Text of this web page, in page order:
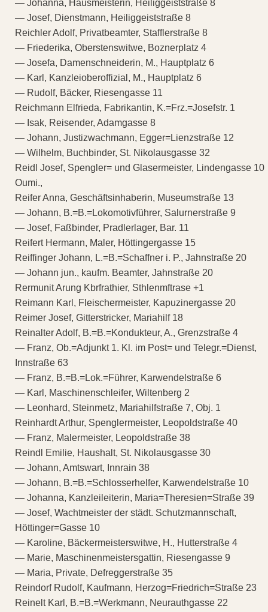
— Johanna, Hausmeisterin, Heiliggeiststraße 8
— Josef, Dienstmann, Heiliggeiststraße 8
Reichler Adolf, Privatbeamter, Stafflerstraße 8
— Friederika, Oberstenswitwe, Boznerplatz 4
— Josefa, Damenschneiderin, M., Hauptplatz 6
— Karl, Kanzleioberoffizial, M., Hauptplatz 6
— Rudolf, Bäcker, Riesengasse 11
Reichmann Elfrieda, Fabrikantin, K.=Frz.=Josefstr. 1
— Isak, Reisender, Adamgasse 8
— Johann, Justizwachmann, Egger=Lienzstraße 12
— Wilhelm, Buchbinder, St. Nikolausgasse 32
Reidl Josef, Spengler= und Glasermeister, Lindengasse 10
Oumi.,
Reifer Anna, Geschäftsinhaberin, Museumstraße 13
— Johann, B.=B.=Lokomotivführer, Salurnerstraße 9
— Josef, Faßbinder, Pradlerlager, Bar. 11
Reifert Hermann, Maler, Höttingergasse 15
Reiffinger Johann, L.=B.=Schaffner i. P., Jahnstraße 20
— Johann jun., kaufm. Beamter, Jahnstraße 20
Rermunit Arung Kbrfrathier, Sthlenmftrase +1
Reimann Karl, Fleischermeister, Kapuzinergasse 20
Reimer Josef, Gitterstricker, Mariahilf 18
Reinalter Adolf, B.=B.=Kondukteur, A., Grenzstraße 4
— Franz, Ob.=Adjunkt 1. Kl. im Post= und Telegr.=Dienst,
Innstraße 63
— Franz, B.=B.=Lok.=Führer, Karwendelstraße 6
— Karl, Maschinenschleifer, Wiltenberg 2
— Leonhard, Steinmetz, Mariahilfstraße 7, Obj. 1
Reinhardt Arthur, Spenglermeister, Leopoldstraße 40
— Franz, Malermeister, Leopoldstraße 38
Reindl Emilie, Haushalt, St. Nikolausgasse 30
— Johann, Amtswart, Innrain 38
— Johann, B.=B.=Schlosserhelfer, Karwendelstraße 10
— Johanna, Kanzleileiterin, Maria=Theresien=Straße 39
— Josef, Wachtmeister der städt. Schutzmannschaft,
Höttinger=Gasse 10
— Karoline, Bäckermeisterswitwe, H., Hutterstraße 4
— Marie, Maschinenmeistersgattin, Riesengasse 9
— Maria, Private, Defreggerstraße 35
Reindorf Rudolf, Kaufmann, Herzog=Friedrich=Straße 23
Reinelt Karl, B.=B.=Werkmann, Neurauthgasse 22